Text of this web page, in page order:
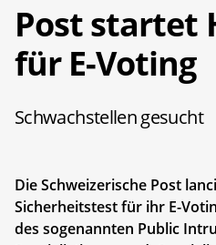
Post startet
für E-Voting
Schwachstellen gesucht
Die Schweizerische Post
Sicherheitstest für ihr E-
des sogenannten Public